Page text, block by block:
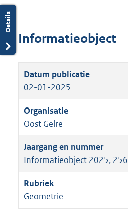
Informatieobject
02-01-2025
Oost Gelre
Informatieobject 2025, 256
Geometrie